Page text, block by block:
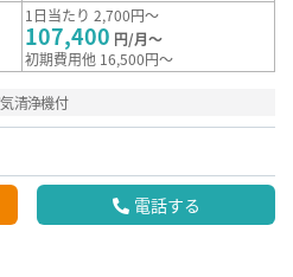
1日当たり 2,700円～
107,400 円/月～
初期費用他 16,500円～
清浄機付
電話する